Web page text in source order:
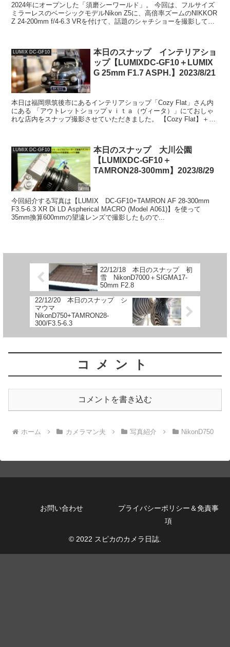
2024年にオープンした「須磨シーワールド」。 今回は、フルサイズ
ミラーレスのベーシックモデルNikon Z5に、高倍率ズームのNIKKOR
Z 24-200mm f/4-6.3 VRを付けて、話題のシャチショーを撮影してき
LUMIX DC-GF10
本日のスナップ インテリアショ
ップ【LUMIXDC-GF10＋LUMIX
G 25mm F1.7 ASPH.】2023/8/21
本日は福岡県筑後市にあるインテリアショップ「Cozy Flat」さん内
にある 「アウトレットショップｖｉｔａ（ヴィータ）」にておしゃ
れな店内をスナップ撮影させていただきました。 【Cozy Flat】＋
LUMIX DC-GF10
本日のスナップ 大川公園
【LUMIXDC-GF10＋
TAMRON28-300mm】2023/8/29
今回紹介する写真は【LUMIX DC-GF10+TAMRON AF 28-300mm
F3.5-6.3 XR Di LD Aspherical MACRO (Model A061)】を使って
35mm換算600mmの望遠レンズで撮影したもので...
22/12/18 本日のスナップ 初
雪 NikonD7000＋SIGMA17-
50mm F2.8
22/12/20 本日のスナップ シ
マウマ
NikonD750+TAMRON28-
300/F3.5-6.3
コメント
コメントを書き込む
ホーム カメラマン夫 写真紹介 NikonD750
お問い合わせ
プライバシーポリシー＆免責事
項
© 2022 スピカのカメラ日誌.